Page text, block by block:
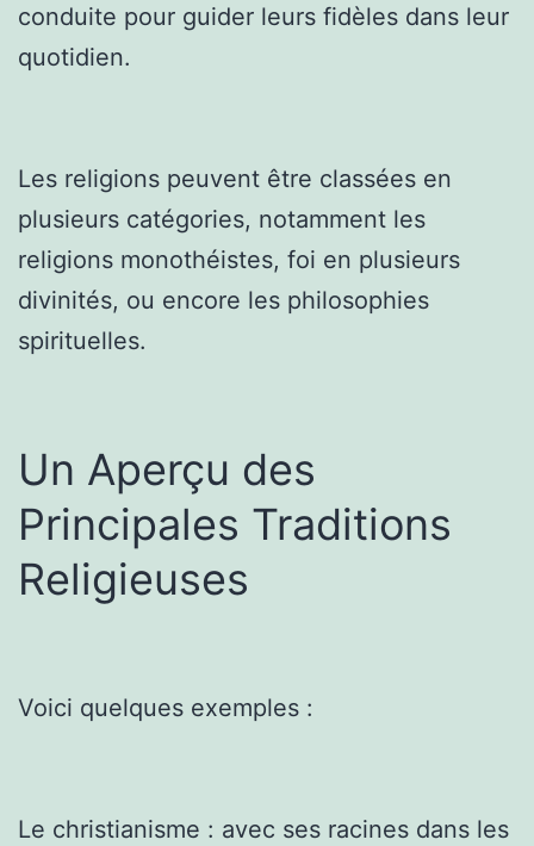
conduite pour guider leurs fidèles dans leur
quotidien.
Les religions peuvent être classées en
plusieurs catégories, notamment les
religions monothéistes, foi en plusieurs
divinités, ou encore les philosophies
spirituelles.
Un Aperçu des
Principales Traditions
Religieuses
Voici quelques exemples :
Le christianisme : avec ses racines dans les